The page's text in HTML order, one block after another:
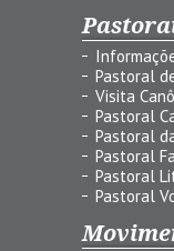
Pastoral
Visita
Pastoral
Pastoral
Pastoral
Pastoral
Pastoral